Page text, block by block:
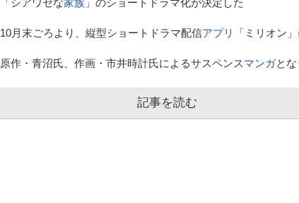
10月末ごろより、縦型ショートドラマ配信アプリ 「ミリオン
原作・青沼氏、作画・市井時計氏によるサスペンスマンガと
記事を読む